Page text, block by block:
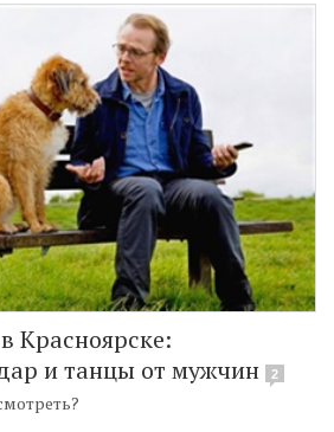
Красноярске:
и танцы от мужчин
2